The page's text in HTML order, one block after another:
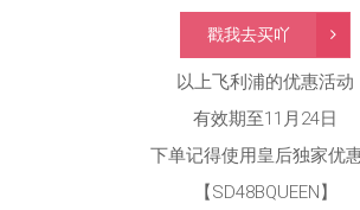
戳我去买吖
以上飞利浦的优惠活动
有效期至11月24日
下单记得使用皇后独家优
【SD48BQUEEN】